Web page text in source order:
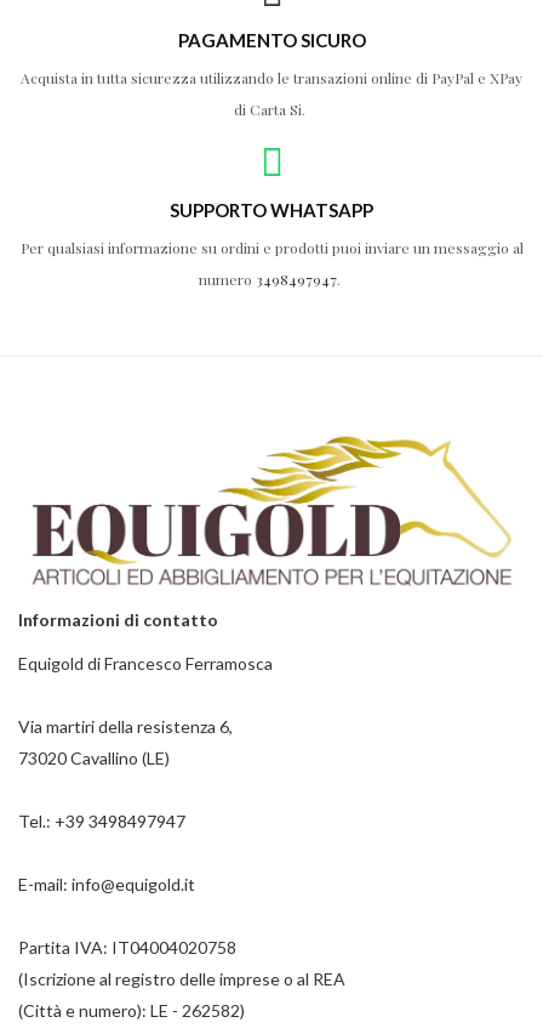
PAGAMENTO SICURO
Acquista in tutta sicurezza utilizzando le transazioni online di PayPal e XPay
di Carta Si.
SUPPORTO WHATSAPP
Per qualsiasi informazione su ordini e prodotti puoi inviare un messaggio al
numero 3498497947.
Informazioni di contatto
Equigold di Francesco Ferramosca
Via martiri della resistenza 6,
73020 Cavallino (LE)
Tel.: +39 3498497947
E-mail: info@equigold.it
Partita IVA: IT04004020758
(Iscrizione al registro delle imprese o al REA
(Città e numero): LE - 262582)